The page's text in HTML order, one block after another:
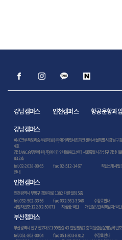
강남캠퍼스 인천캠퍼스 항공운항과
강남캠퍼스
ANC크루팩토리승무원학원 (주)에어라인네트워크센터 서울특별시 강남
4호
강남ANC승무원학원 (주)에어라인네트워크센터 서울특별시 강남구 강남
832호
tel. 02-2038-0065
fax. 02-512-1467 직업소개사
안내
인천캠퍼스
인천광역시 부평구 경원대로 1382 대한빌딩 5층
tel. 032-502-3356
fax. 032-361-3346
수강료안내
사업자번호: 122-92-50071 지점장: 박탄 개인정보관리책임자: 박탄
부산캠퍼스
부산광역시 진구 전포대로 199번길 43 한일빌딩 2층 학원설립운영등록번
tel. 051-803-0004
fax. 051-803-8812
수강료안내